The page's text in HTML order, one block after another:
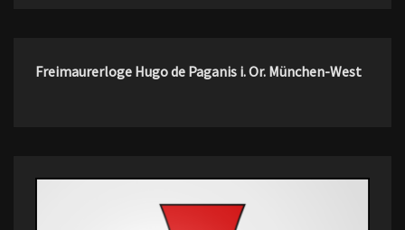
Freimaurerloge Hugo de Paganis i. Or. München-West